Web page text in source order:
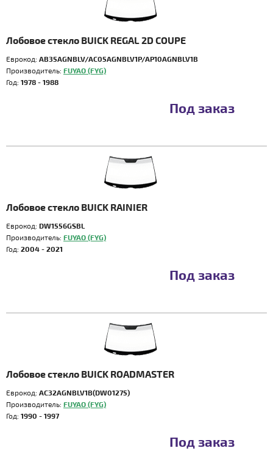
Лобовое стекло BUICK REGAL 2D COUPE
Еврокод: AB35AGNBLV/AC05AGNBLV1P/AP10AGNBLV1B
Производитель: FUYAO (FYG)
Год: 1978 - 1988
Под заказ
Лобовое стекло BUICK RAINIER
Еврокод: DW1556GSBL
Производитель: FUYAO (FYG)
Год: 2004 - 2021
Под заказ
Лобовое стекло BUICK ROADMASTER
Еврокод: AC32AGNBLV1B(DW01275)
Производитель: FUYAO (FYG)
Год: 1990 - 1997
Под заказ